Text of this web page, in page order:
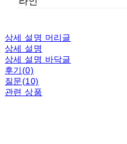
상세 설명 머리글
상세 설명
상세 설명 바닥글
후기(0)
질문(10)
관련 상품